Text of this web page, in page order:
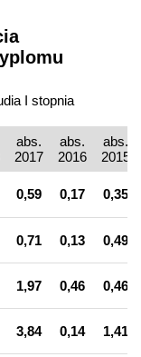
I stopnia
abs.
2017
abs.
2016
abs.
2015
0,59 0,17 0,35
0,71 0,13 0,49
1,97 0,46 0,46
3,84 0,14 1,41